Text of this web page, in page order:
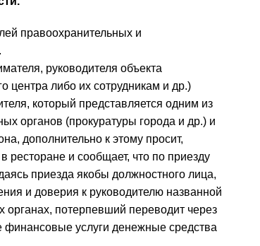
правоохранительных и
руководителя объекта
центра либо их сотрудникам и др.)
который представляется одним из
органов (прокуратуры города и др.) и
дополнительно к этому просит,
ресторане и сообщает, что по приезду
приезда якобы должностного лица,
и доверия к руководителю названной
органах, потерпевший переводит через
финансовые услуги денежные средства